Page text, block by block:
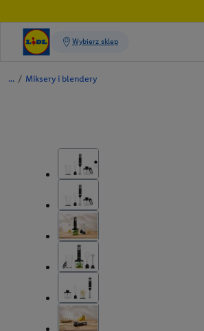
/ Miksery i blendery